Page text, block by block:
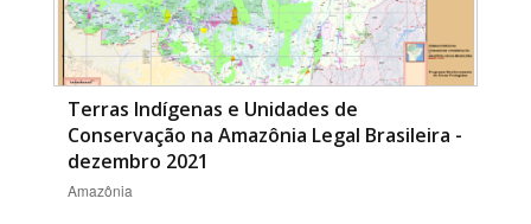
Terras Indígenas e Unidades de
Conservação na Amazônia Legal Brasileira -
dezembro 2021
Amazônia